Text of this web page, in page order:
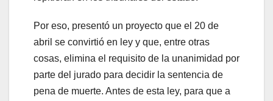
Por eso, presentó un proyecto que el 20 de
abril se convirtió en ley y que, entre otras
cosas, elimina el requisito de la unanimidad por
parte del jurado para decidir la sentencia de
pena de muerte. Antes de esta ley, para que a